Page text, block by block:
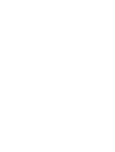
tutte le limitazioni
o del Software.
o nella
applicabile dal
(a) dalla data
del Software o dell’utilizzo
in cui l’Utente ha
o (c) se l’Utente ha
nostro negozio online,